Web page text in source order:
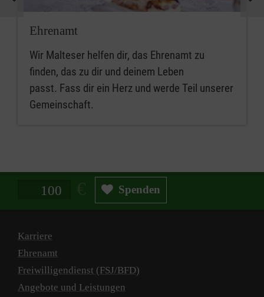
Ehrenamt
Wir Malteser helfen dir, das Ehrenamt zu
finden, das zu dir und deinem Leben
passt. Fass dir ein Herz und werde Teil unserer
Gemeinschaft.
Spendenbetrag in Euro Spenden
Karriere
Ehrenamt
Freiwilligendienst (FSJ/BFD)
Angebote und Leistungen